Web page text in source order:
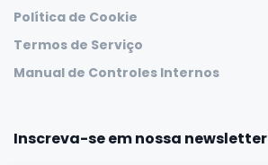
Política de Cookie
Termos de Serviço
Manual de Controles Internos
Inscreva-se em nossa newsletter